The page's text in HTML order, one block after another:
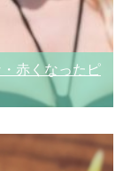
赤くなったピ